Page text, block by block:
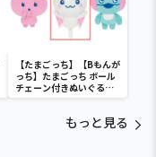
【たまごっち】【Bもんが
っち】たまごっち ボール
チェーン付きぬいぐるみ
～Tamagotchi
もっと見る